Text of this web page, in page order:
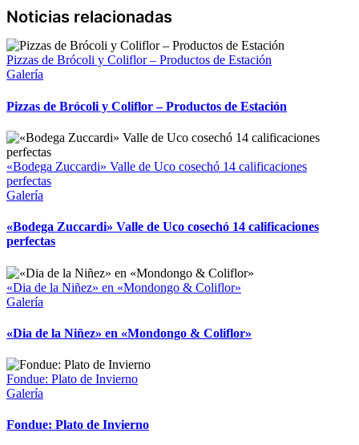
Pizzas de Brócoli y Coliflor – Productos de Estación
Galería
Pizzas de Brócoli y Coliflor – Productos de Estación
«Bodega Zuccardi» Valle de Uco cosechó 14 calificaciones
perfectas
Galería
«Bodega Zuccardi» Valle de Uco cosechó 14 calificaciones
perfectas
«Dia de la Niñez» en «Mondongo & Coliflor»
Galería
«Dia de la Niñez» en «Mondongo & Coliflor»
Fondue: Plato de Invierno
Galería
Fondue: Plato de Invierno